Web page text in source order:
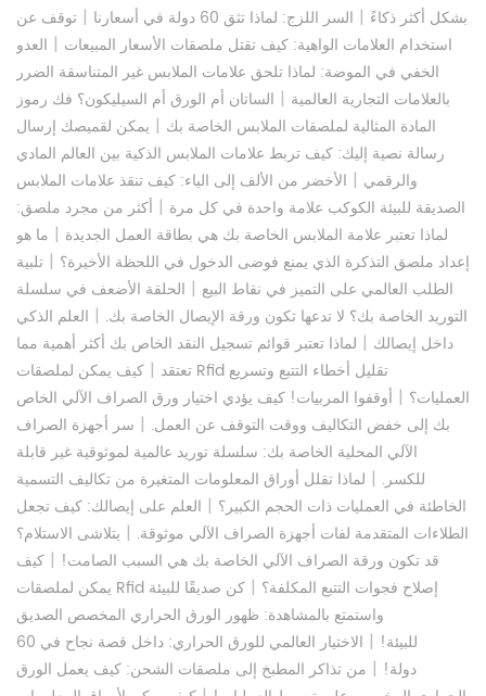
بشكل أكثر ذكاءً | السر اللزج: لماذا تثق 60 دولة في أسعارنا | توقف عن
استخدام العلامات الواهية: كيف تقتل ملصقات الأسعار المبيعات | العدو
الخفي في الموضة: لماذا تلحق علامات الملابس غير المتناسقة الضرر
بالعلامات التجارية العالمية | الساتان أم الورق أم السيليكون؟ فك رموز
المادة المثالية لملصقات الملابس الخاصة بك | يمكن لقميصك إرسال
رسالة نصية إليك: كيف تربط علامات الملابس الذكية بين العالم المادي
والرقمي | الأخضر من الألف إلى الياء: كيف تنقذ علامات الملابس
الصديقة للبيئة الكوكب علامة واحدة في كل مرة | أكثر من مجرد ملصق:
لماذا تعتبر علامة الملابس الخاصة بك هي بطاقة العمل الجديدة | ما هو
إعداد ملصق التذكرة الذي يمنع فوضى الدخول في اللحظة الأخيرة؟ | تلبية
الطلب العالمي على التميز في نقاط البيع | الحلقة الأضعف في سلسلة
التوريد الخاصة بك؟ لا تدعها تكون ورقة الإيصال الخاصة بك. | العلم الذكي
داخل إيصالك | لماذا تعتبر قوائم تسجيل النقد الخاص بك أكثر أهمية مما
تعتقد | كيف يمكن لملصقات Rfid تقليل أخطاء التتبع وتسريع
العمليات؟ | أوقفوا المربيات! كيف يؤدي اختيار ورق الصراف الآلي الخاص
بك إلى خفض التكاليف ووقت التوقف عن العمل. | سر أجهزة الصراف
الآلي المحلية الخاصة بك: سلسلة توريد عالمية لموثوقية غير قابلة
للكسر. | لماذا تقلل أوراق المعلومات المتغيرة من تكاليف التسمية
الخاطئة في العمليات ذات الحجم الكبير؟ | العلم على إيصالك: كيف تجعل
الطلاءات المتقدمة لفات أجهزة الصراف الآلي موثوقة. | يتلاشى الاستلام؟
قد تكون ورقة الصراف الآلي الخاصة بك هي السبب الصامت! | كيف
يمكن لملصقات Rfid إصلاح فجوات التتبع المكلفة؟ | كن صديقًا للبيئة
واستمتع بالمشاهدة: ظهور الورق الحراري المخصص الصديق
للبيئة! |
الاختيار العالمي للورق الحراري: داخل قصة نجاح في 60
دولة! | من تذاكر المطبخ إلى ملصقات الشحن: كيف يعمل الورق